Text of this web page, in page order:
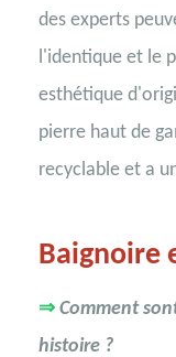
des experts
l'identique et le
esthétique
pierre haut de
recyclable et a
Baignoire
⇒ Comment
histoire ?